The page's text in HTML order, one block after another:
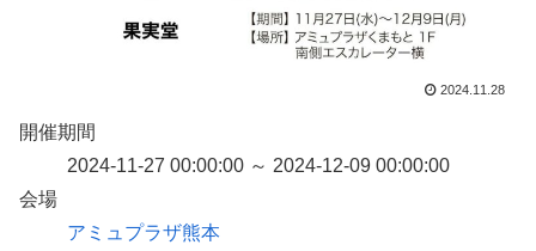
2024.11.28
開催期間
2024-11-27 00:00:00 ～ 2024-12-09 00:00:00
会場
アミュプラザ熊本